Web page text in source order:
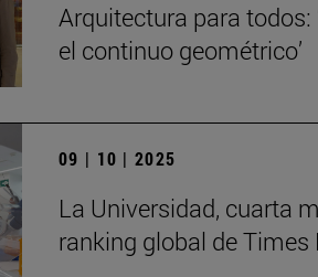
Arquitectura para todos:
el continuo geométrico’
09 | 10 | 2025
La Universidad, cuarta
ranking global de